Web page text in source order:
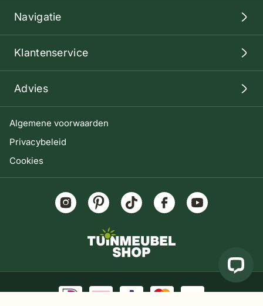
Algemene voorwaarden
Privacybeleid
Cookies
Navigatie
Klantenservice
Advies